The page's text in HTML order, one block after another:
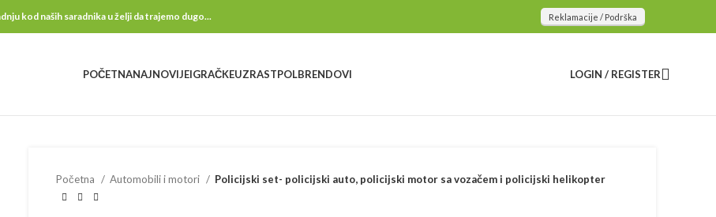
kod naših saradnika u želji da trajemo dugo... Reklamacije / Podrška
POČETNANAJNOVIJEIGRAČKEUZRASTPOLBRENDOVI LOGIN / REGISTER
Početna Automobili i motori Policijski set- policijski auto, policijski motor sa vozačem i policijski helikopter